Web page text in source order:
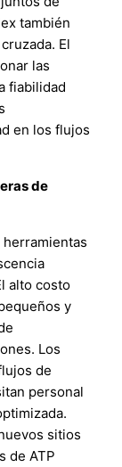
también
El
las
fiabilidad
en los flujos
de
alto costo
y
Los
de
personal
sitios
de ATP